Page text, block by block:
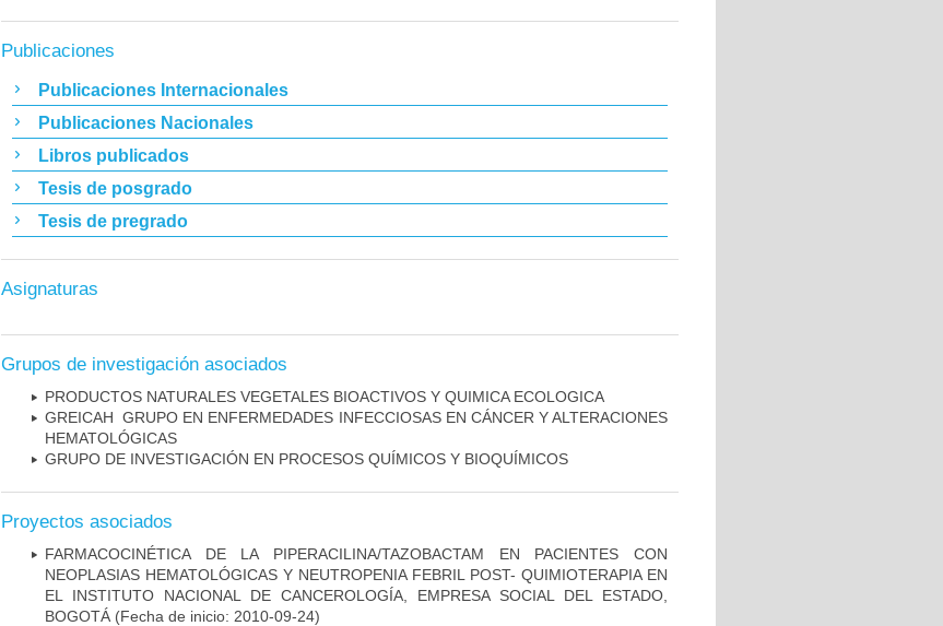
Publicaciones
Publicaciones Internacionales
Publicaciones Nacionales
Libros publicados
Tesis de posgrado
Tesis de pregrado
Asignaturas
Grupos de investigación asociados
PRODUCTOS NATURALES VEGETALES BIOACTIVOS Y QUIMICA ECOLOGICA
GREICAH ­ GRUPO EN ENFERMEDADES INFECCIOSAS EN CÁNCER Y ALTERACIONES
HEMATOLÓGICAS
GRUPO DE INVESTIGACIÓN EN PROCESOS QUÍMICOS Y BIOQUÍMICOS
Proyectos asociados
FARMACOCINÉTICA DE LA PIPERACILINA/TAZOBACTAM EN PACIENTES CON
NEOPLASIAS HEMATOLÓGICAS Y NEUTROPENIA FEBRIL POST- QUIMIOTERAPIA EN
EL INSTITUTO NACIONAL DE CANCEROLOGÍA, EMPRESA SOCIAL DEL ESTADO,
BOGOTÁ (Fecha de inicio: 2010-09-24)